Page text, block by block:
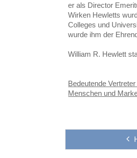
er als Director
Wirken Hewletts
Colleges und
wurde ihm der
William R. Hewlett
Bedeutende
Menschen und